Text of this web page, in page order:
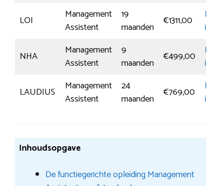
LOI
Management
Assistent
19
maanden
€1311,00
NHA
Management
Assistent
9
maanden
€499,00
LAUDIUS
Management
Assistent
24
maanden
€769,00
Inhoudsopgave
De functiegerichte opleiding Management